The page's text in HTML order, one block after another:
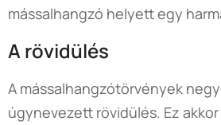
mássalhangzó helyett egy
A rövidülés
A mássalhangzótörvények
úgynevezett rövidülés. Ez